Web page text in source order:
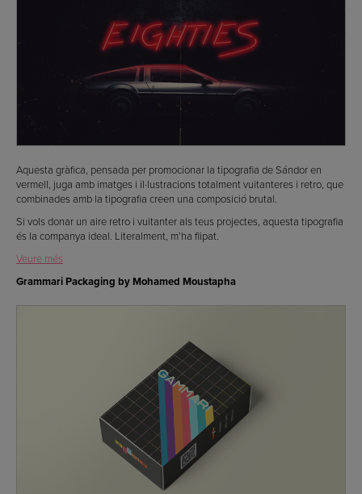
Aquesta gràfica, pensada per promocionar la tipografia de Sándor en
vermell, juga amb imatges i il·lustracions totalment vuitanteres i retro, que
combinades amb la tipografia creen una composició brutal.
Si vols donar un aire retro i vuitanter als teus projectes, aquesta tipografia
és la companya ideal. Literalment, m’ha flipat.
Veure més
Grammari Packaging by Mohamed Moustapha